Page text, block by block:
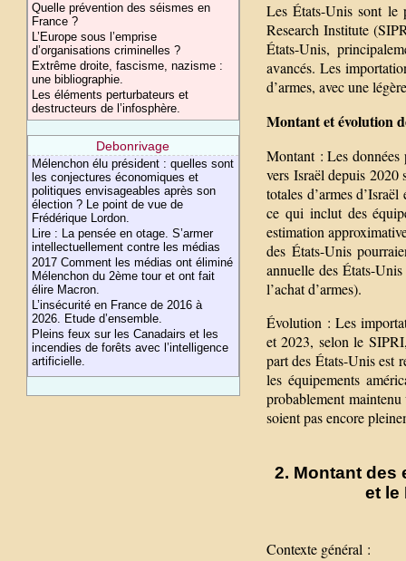
Quelle prévention des séismes en
France ?
L’Europe sous l’emprise
d’organisations criminelles ?
Extrême droite, fascisme, nazisme :
une bibliographie.
Les éléments perturbateurs et
destructeurs de l’infosphère.
Debonrivage
Mélenchon élu président : quelles sont
les conjectures économiques et
politiques envisageables après son
élection ? Le point de vue de
Frédérique Lordon.
Lire : La pensée en otage. S’armer
intellectuellement contre les médias
2017 Comment les médias ont éliminé
Mélenchon du 2ème tour et ont fait
élire Macron.
L’insécurité en France de 2016 à
2026. Etude d’ensemble.
Pleins feux sur les Canadairs et les
incendies de forêts avec l’intelligence
artificielle.
Les États-Unis sont le
Research Institute
États-Unis,
avancés. Les
d’armes, avec une
Montant et évolution
Montant : Les données
vers Israël depuis 2020
totales d’armes
ce qui inclut des
estimation
des États-Unis
annuelle des États-
l’achat d’armes).
Évolution : Les
et 2023, selon le
part des États-Unis est
les équipements
probablement
soient pas encore
2. Montant des
et le
Contexte général :